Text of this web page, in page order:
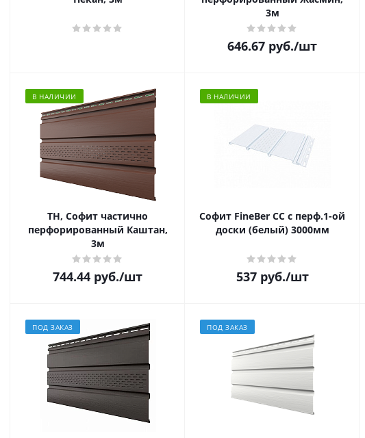
3м
646.67 руб./шт
В НАЛИЧИИ
ТН, Софит частично
перфорированный Каштан,
3м
744.44 руб./шт
В НАЛИЧИИ
Софит FineBer CC с перф.1-ой
доски (белый) 3000мм
537руб./шт
ПОД ЗАКАЗ ПОД ЗАКАЗ